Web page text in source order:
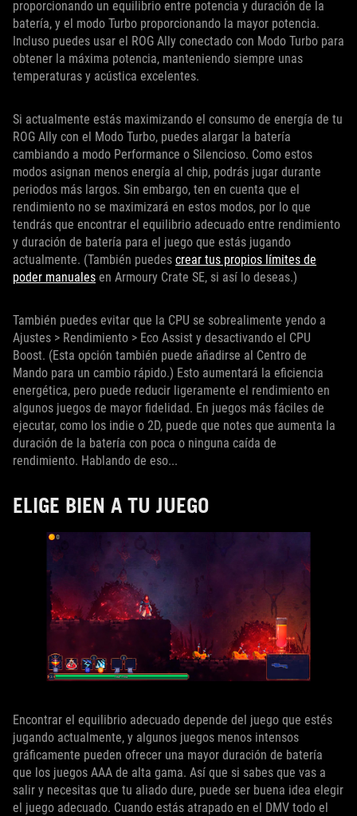
proporcionando un equilibrio entre potencia y duración de la
batería, y el modo Turbo proporcionando la mayor potencia.
Incluso puedes usar el ROG Ally conectado con Modo Turbo para
obtener la máxima potencia, manteniendo siempre unas
temperaturas y acústica excelentes.
Si actualmente estás maximizando el consumo de energía de tu
ROG Ally con el Modo Turbo, puedes alargar la batería
cambiando a modo Performance o Silencioso. Como estos
modos asignan menos energía al chip, podrás jugar durante
periodos más largos. Sin embargo, ten en cuenta que el
rendimiento no se maximizará en estos modos, por lo que
tendrás que encontrar el equilibrio adecuado entre rendimiento
y duración de batería para el juego que estás jugando
actualmente. (También puedes crear tus propios límites de
poder manuales en Armoury Crate SE, si así lo deseas.)
También puedes evitar que la CPU se sobrealimente yendo a
Ajustes > Rendimiento > Eco Assist y desactivando el CPU
Boost. (Esta opción también puede añadirse al Centro de
Mando para un cambio rápido.) Esto aumentará la eficiencia
energética, pero puede reducir ligeramente el rendimiento en
algunos juegos de mayor fidelidad. En juegos más fáciles de
ejecutar, como los indie o 2D, puede que notes que aumenta la
duración de la batería con poca o ninguna caída de
rendimiento. Hablando de eso...
ELIGE BIEN A TU JUEGO
Encontrar el equilibrio adecuado depende del juego que estés
jugando actualmente, y algunos juegos menos intensos
gráficamente pueden ofrecer una mayor duración de batería
que los juegos AAA de alta gama. Así que si sabes que vas a
salir y necesitas que tu aliado dure, puede ser buena idea elegir
el juego adecuado. Cuando estás atrapado en el DMV todo el